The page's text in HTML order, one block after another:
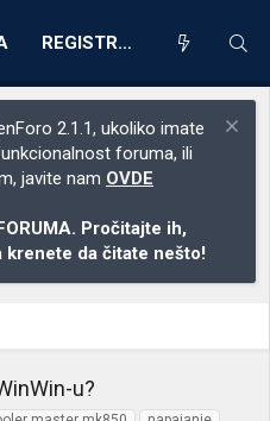
REGISTRACIJA
2.1.1, ukoliko imate
foruma, ili
javite nam OVDE
Pročitajte ih,
krenete da čitate nešto!
u?